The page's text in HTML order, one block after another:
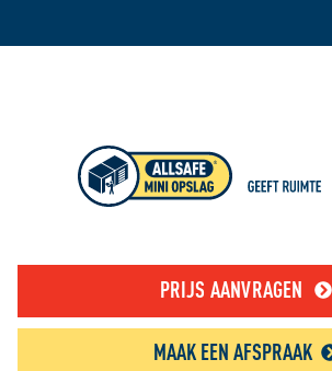
PRIJS AANVRAGEN
MAAK EEN AFSPRAAK